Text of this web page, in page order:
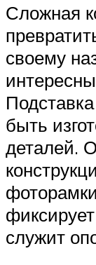
Сложная
своему
быть
деталей.
служит